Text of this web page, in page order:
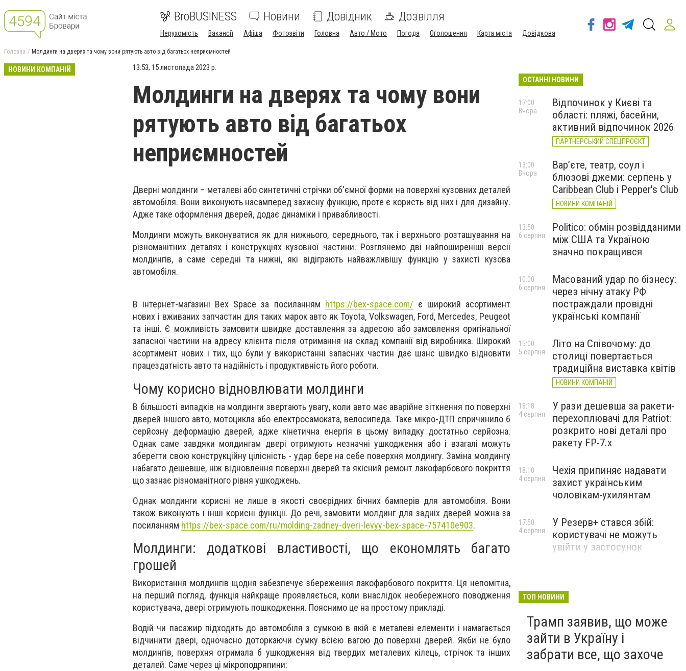
BroBUSINESS Новини Довідник Дозвілля
Нерухомість Вакансії Афіша Фотозвіти Головна Авто / Мото Погода Оголошення Карта міста Довідкова
Головна Молдинги на дверях та чому вони рятують авто від багатьох неприємностей
НОВИНИ КОМПАНІЙ 13:53, 15 листопада 2023 р.
Молдинги на дверях та чому вони
рятують авто від багатьох
неприємностей
Дверні молдинги – металеві або синтетичні стрічки об'ємної форми на поверхні кузовних деталей
автомобіля. Вони виконують насамперед захисну функцію, проте є користь від них і для дизайну.
Адже таке оформлення дверей, додає динаміки і привабливості.
Молдинги можуть виконуватися як для нижнього, середнього, так і верхнього розташування на
різноманітних деталях і конструкціях кузовної частини. Розглянемо дві найпоширеніші версії
молдингів, а саме середні та нижні, які відіграють найважливішу функцію у захисті кузова
автомобіля.
В інтернет-магазині Bex Space за посиланням https://bex-space.com/ є широкий асортимент
нових і вживаних запчастин для таких марок авто як Toyota, Volkswagen, Ford, Mercedes, Peugeot
та інші. Є можливість замовити швидке доставлення за адресою або замовлення оригінальної
запасної частини на адресу клієнта після отримання на склад компанії від виробника. Широкий
асортимент нових і тих, що були у використанні запасних частин дає шанс швидко відновити
працездатність авто та надійність і продуктивність його роботи.
Чому корисно відновлювати молдинги
В більшості випадків на молдинги звертають увагу, коли авто має аварійне зіткнення по поверхні
дверей іншого авто, мотоцикла або електросамоката, велосипеда. Таке мікро-ДТП спричинило б
серйозну деформацію дверей, адже кінетична енергія в цьому випадку достатньо серйозна.
Однак саме завдяки молдингам двері отримують незначні ушкодження або і взагалі можуть
зберегти свою конструкційну цілісність - удар бере на себе поверхня молдингу. Заміна молдингу
набагато дешевше, ніж відновлення поверхні дверей та якісний ремонт лакофарбового покриття
що зазнає різноманітного рівня ушкоджень.
Однак молдинги корисні не лише в якості своєрідних бічних бамперів для автомобіля. Вони
також виконують і інші корисні функції. До речі, замовити молдинг для задніх дверей можна за
посиланням https://bex-space.com/ru/molding-zadney-dveri-levyy-bex-space-757410e903.
Молдинги: додаткові властивості, що економлять багато
грошей
Використання молдингів щодня забезпечує збереження лакофарбового покриття. Ця непомітна,
на перший погляд, функція найкраще проявляється, коли внаслідок необережного поводження
користувача, двері отримують пошкодження. Пояснимо це на простому прикладі.
Водій чи пасажир підходить до автомобіля з сумкою в якій є металеві елементи і намагається
відчинити двері, одночасно доторкаючи сумку всією вагою до поверхні дверей. Якби не було
молдингів, поверхня отримала б ушкодження від твердих металевих кілець, стрічок та інших
деталей. Саме через ці мікроподряпини:
ОСТАННІ НОВИНИ
Відпочинок у Києві та
області: пляжі, басейни,
активний відпочинок 2026
ПАРТНЕРСЬКИЙ СПЕЦПРОЄКТ
17:00
Вчора
Вар’єте, театр, соул і
блюзові джеми: серпень у
Caribbean Club і Pepper's Club
НОВИНИ КОМПАНІЙ
13:00
Вчора
Politico: обмін розвідданими
між США та Україною
значно покращився
13:50
6 серпня
Масований удар по бізнесу:
через нічну атаку РФ
постраждали провідні
українські компанії
10:00
6 серпня
Літо на Співочому: до
столиці повертається
традиційна виставка квітів
НОВИНИ КОМПАНІЙ
15:00
5 серпня
У рази дешевша за ракети-
перехоплювачі для Patriot:
розкрито нові деталі про
ракету FP-7.x
18:18
4 серпня
Чехія припиняє надавати
захист українським
чоловікам-ухилянтам
18:10
4 серпня
У Резерв+ стався збій:
користувачі не можуть
увійти у застосунок
17:50
4 серпня
ТОП НОВИНИ
Трамп заявив, що може
зайти в Україну і
забрати все, що захоче